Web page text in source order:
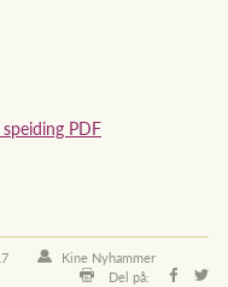
PDF
Kine Nyhammer
Del på: